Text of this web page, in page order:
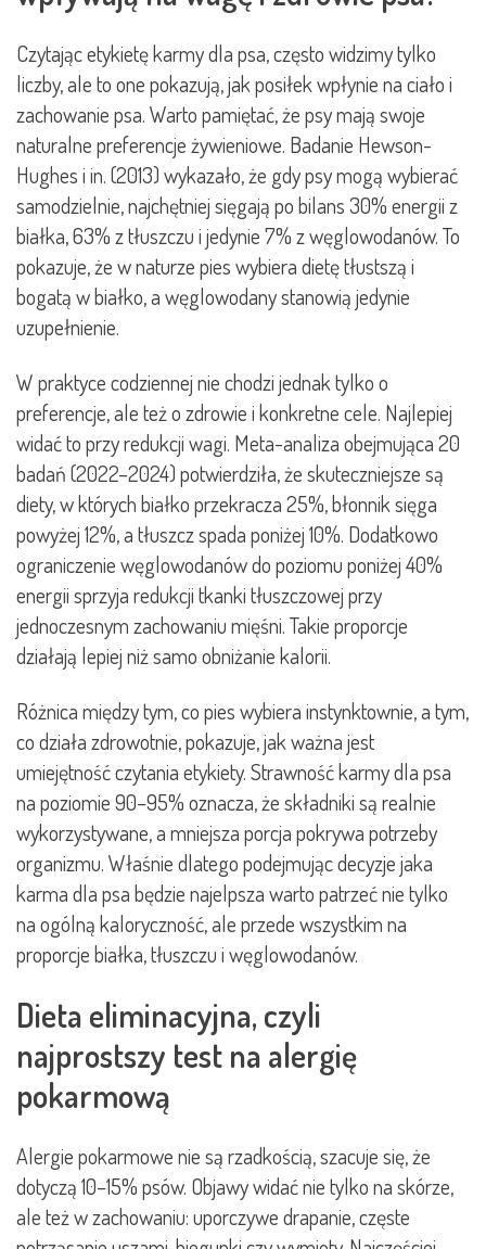
Czytając etykietę karmy dla psa, często widzimy tylko
liczby, ale to one pokazują, jak posiłek wpłynie na ciało i
zachowanie psa. Warto pamiętać, że psy mają swoje
naturalne preferencje żywieniowe. Badanie Hewson-
Hughes i in. (2013) wykazało, że gdy psy mogą wybierać
samodzielnie, najchętniej sięgają po bilans 30% energii z
białka, 63% z tłuszczu i jedynie 7% z węglowodanów. To
pokazuje, że w naturze pies wybiera dietę tłustszą i
bogatą w białko, a węglowodany stanowią jedynie
uzupełnienie.
W praktyce codziennej nie chodzi jednak tylko o
preferencje, ale też o zdrowie i konkretne cele. Najlepiej
widać to przy redukcji wagi. Meta-analiza obejmująca 20
badań (2022–2024) potwierdziła, że skuteczniejsze są
diety, w których białko przekracza 25%, błonnik sięga
powyżej 12%, a tłuszcz spada poniżej 10%. Dodatkowo
ograniczenie węglowodanów do poziomu poniżej 40%
energii sprzyja redukcji tkanki tłuszczowej przy
jednoczesnym zachowaniu mięśni. Takie proporcje
działają lepiej niż samo obniżanie kalorii.
Różnica między tym, co pies wybiera instynktownie, a tym,
co działa zdrowotnie, pokazuje, jak ważna jest
umiejętność czytania etykiety. Strawność karmy dla psa
na poziomie 90–95% oznacza, że składniki są realnie
wykorzystywane, a mniejsza porcja pokrywa potrzeby
organizmu. Właśnie dlatego podejmując decyzje jaka
karma dla psa będzie najelpsza warto patrzeć nie tylko
na ogólną kaloryczność, ale przede wszystkim na
proporcje białka, tłuszczu i węglowodanów.
Dieta eliminacyjna, czyli
najprostszy test na alergię
pokarmową
Alergie pokarmowe nie są rzadkością, szacuje się, że
dotyczą 10–15% psów. Objawy widać nie tylko na skórze,
ale też w zachowaniu: uporczywe drapanie, częste